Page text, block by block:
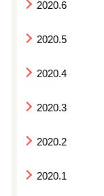
2020.6
2020.5
2020.4
2020.3
2020.2
2020.1